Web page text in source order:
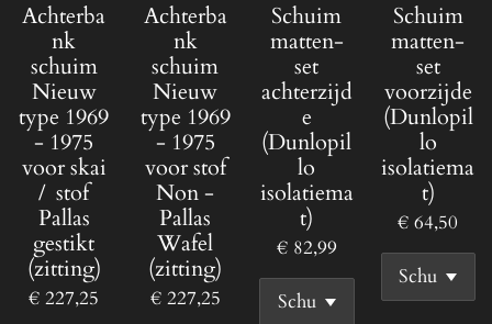
Achterba
nk
schuim
Nieuw
type 1969
- 1975
voor skai
/ stof
Pallas
gestikt
(zitting)
€ 227,25
Achterba
nk
schuim
Nieuw
type 1969
- 1975
voor stof
Non -
Pallas
Wafel
(zitting)
€ 227,25
Schuim
matten-
set
achterzijd
e
(Dunlopil
lo
isolatiema
t)
€ 82,99
Schuim
matten-
set
voorzijde
(Dunlopil
lo
isolatiema
t)
€ 64,50